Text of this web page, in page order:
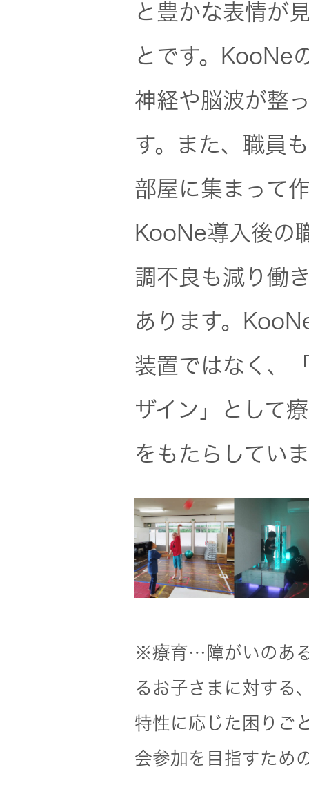
と豊かな表情が
とです。KooNe
神経や脳波が整
す。また、職員
部屋に集まって
KooNe導入後の
調不良も減り働
あります。
装置ではなく、
ザイン」として
をもたらしてい
※療育…障がいのあ
るお子さまに対する
特性に応じた困りご
会参加を目指すため